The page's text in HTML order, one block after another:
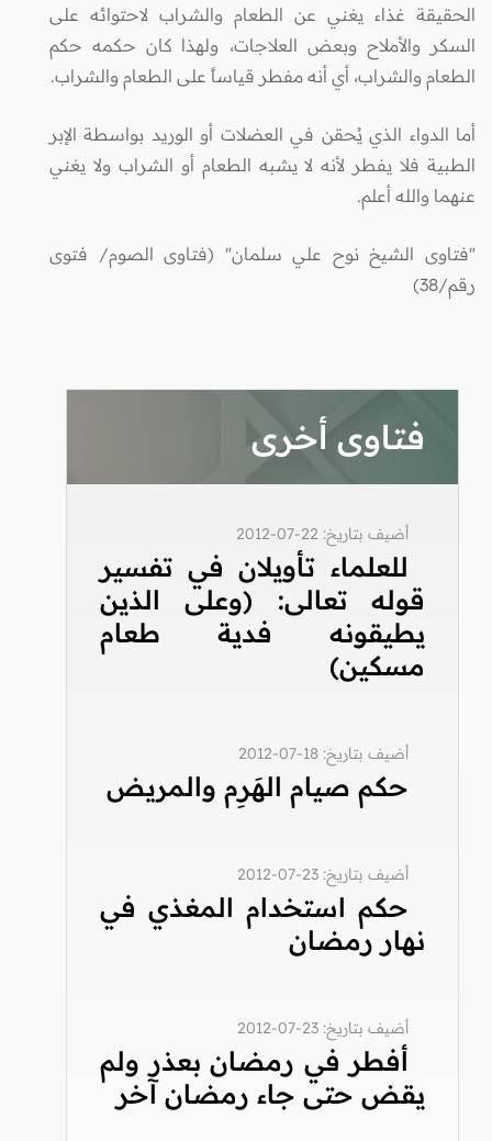
الحقيقة غذاء يغني عن الطعام والشراب لاحتوائه على
السكر والأملاح وبعض العلاجات، ولهذا كان حكمه حكم
الطعام والشراب، أي أنه مفطر قياساً على الطعام والشراب.
أما الدواء الذي يُحقن في العضلات أو الوريد بواسطة الإبر
الطبية فلا يفطر لأنه لا يشبه الطعام أو الشراب ولا يغني
عنهما والله أعلم.
"فتاوى الشيخ نوح علي سلمان" (فتاوى الصوم/ فتوى
رقم/38)
فتاوى أخرى
أضيف بتاريخ: 22-07-2012
للعلماء تأويلان في تفسير
قوله تعالى: (وعلى الذين
يطيقونه فدية طعام
مسكين)
أضيف بتاريخ: 18-07-2012
حكم صيام الهَرِم والمريض
أضيف بتاريخ: 23-07-2012
حكم استخدام المغذي في
نهار رمضان
أضيف بتاريخ: 23-07-2012
أفطر في رمضان بعذر ولم
يقض حتى جاء رمضان آخر